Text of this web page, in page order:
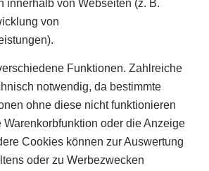
innerhalb von Webseiten (z. B.
von
Funktionen. Zahlreiche
notwendig, da bestimmte
ohne diese nicht funktionieren
Warenkorbfunktion oder die Anzeige
Cookies können zur Auswertung
oder zu Werbezwecken